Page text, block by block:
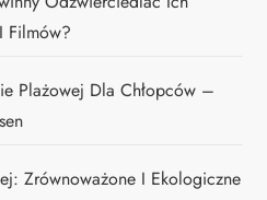
Filmów?
Plażowej Dla Chłopców –
Zrównoważone I Ekologiczne